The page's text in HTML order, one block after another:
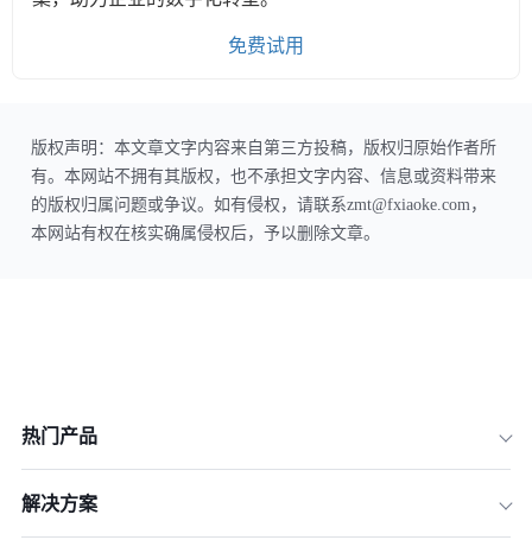
免费试用
版权声明：本文章文字内容来自第三方投稿，版权归原始作者所
有。本网站不拥有其版权，也不承担文字内容、信息或资料带来
的版权归属问题或争议。如有侵权，请联系zmt@fxiaoke.com，
本网站有权在核实确属侵权后，予以删除文章。
热门产品
解决方案